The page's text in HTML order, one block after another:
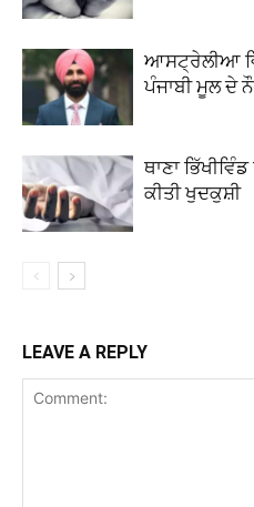
ਆਸਟ੍ਰੇਲੀਆ
ਪੰਜਾਬੀ ਮੂਲ ਦੇ
ਥਾਣਾ
ਕੀਤੀ ਖੁਦਕੁਸ਼ੀ
LEAVE A REPLY